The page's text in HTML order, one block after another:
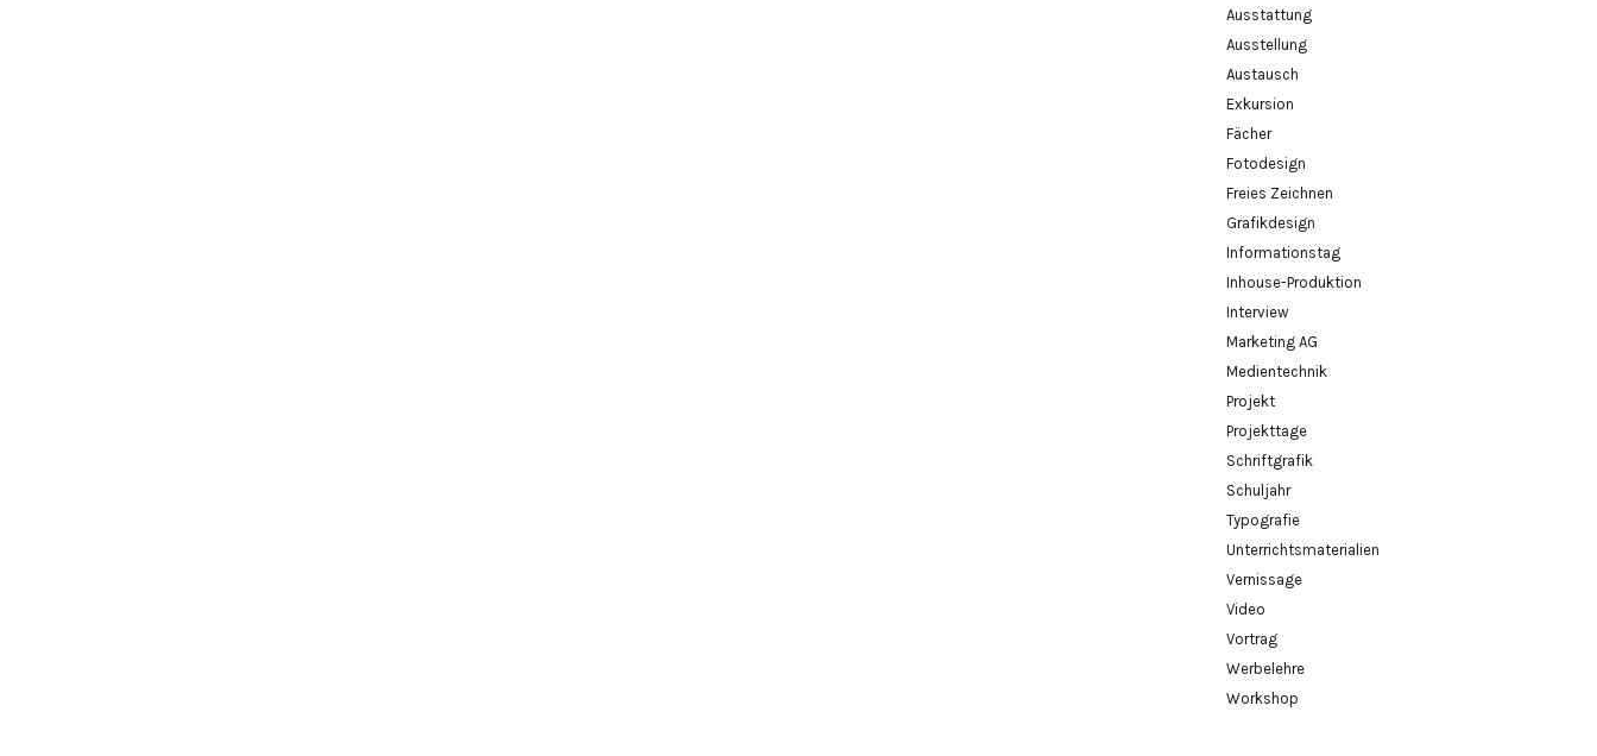
Ausstattung
Ausstellung
Austausch
Exkursion
Fächer
Fotodesign
Freies Zeichnen
Grafikdesign
Informationstag
Inhouse-Produktion
Interview
Marketing AG
Medientechnik
Projekt
Projekttage
Schriftgrafik
Schuljahr
Typografie
Unterrichtsmaterialien
Vernissage
Video
Vortrag
Werbelehre
Workshop